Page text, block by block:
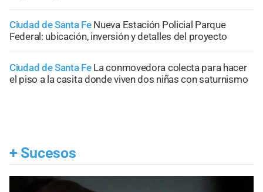
Ciudad de Santa Fe Nueva Estación Policial Parque
Federal: ubicación, inversión y detalles del proyecto
Ciudad de Santa Fe La conmovedora colecta para hacer
el piso a la casita donde viven dos niñas con saturnismo
+ Sucesos